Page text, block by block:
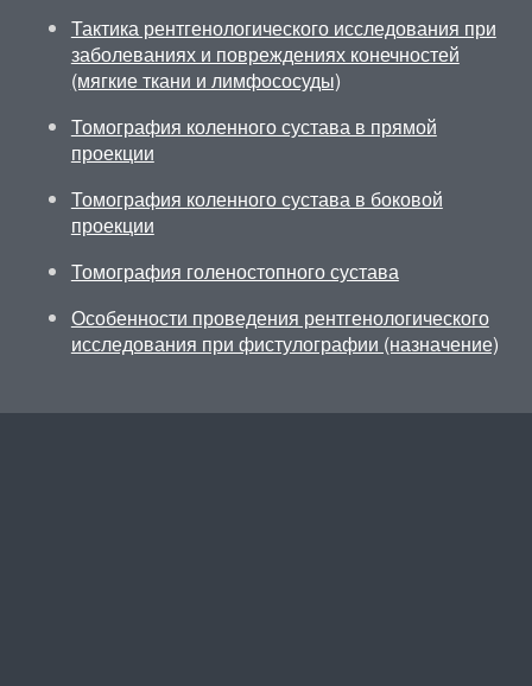
Тактика рентгенологического исследования при
заболеваниях и повреждениях конечностей
(мягкие ткани и лимфососуды)
Томография коленного сустава в прямой
проекции
Томография коленного сустава в боковой
проекции
Томография голеностопного сустава
Особенности проведения рентгенологического
исследования при фистулографии (назначение)